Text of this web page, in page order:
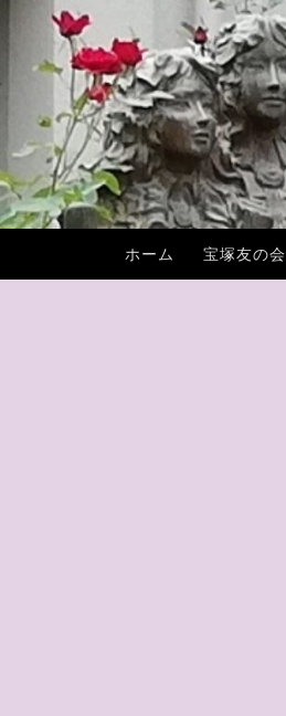
へ
ス
キ
ホーム 宝塚友の会